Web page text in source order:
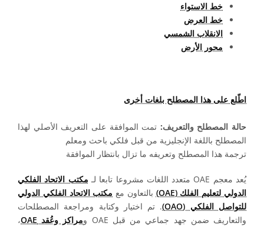
خط الاستواء
خط العرض
الانقلاب الشمسي
محور الأرض
اطّلع على هذا المصطلح بلغات أخرى
حالة المصطلح والتعريف: تمت الموافقة على التعريف الأصلي لهذا
المصطلح باللغة الإنجليزية من قبل فلكي باحث ومعلم
ترجمة هذا المصطلح وتعريفه ما تزال بانتظار الموافقة
يُعد معجم OAE متعدد اللغات مشروعا تابعا لـ
مكتب الاتحاد الفلكي
الدولي لتعليم الفلك (OAE)
بالتعاون مع مكتب الاتحاد الفلكي الدولي
للتواصل الفلكي (OAO)
. تم اختيار وكتابة ومراجعة المصطلحات
والتعاريف ضمن جهد جماعي من قبل OAE و
مراكز وعُقد OAE
،